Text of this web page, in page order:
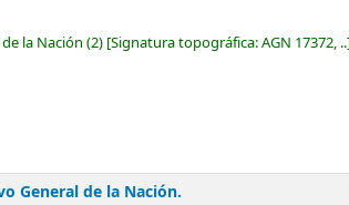
la Nación (2) Signatura topográfica:AGN 17372, ..
General de la Nación.